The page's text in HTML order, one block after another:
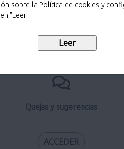
sobre la Política de cookies y
"Leer"Verificación de documentos
Quejas y sugerencias
ACCEDER